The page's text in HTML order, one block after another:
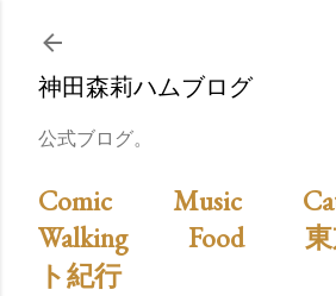
スキップしてメイン コ
神田森莉ハムブログ
公式ブログ。
Comic Music
Walking
Food
ト紀行